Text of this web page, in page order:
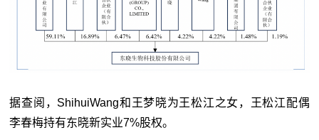
据查阅，ShihuiWang和王梦晓为王松江之女，王松江配偶
李春梅持有东晓新实业7%股权。